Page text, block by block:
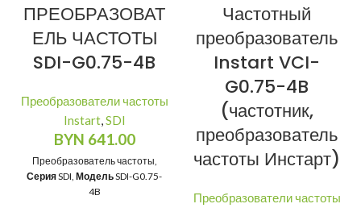
ПРЕОБРАЗОВАТ
ЕЛЬ ЧАСТОТЫ
SDI-G0.75-4B
Преобразователи частоты
Instart,SDI
BYN 641.00
Преобразователь частоты,
СерияSDI, МодельSDI-G0.75-
4B
Частотный
преобразователь
Instart VCI-
G0.75-4B
(частотник,
преобразователь
частоты Инстарт)
Преобразователи частоты